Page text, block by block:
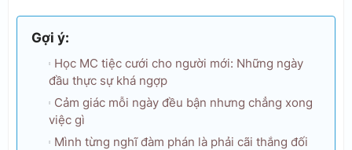
Gợi ý:
Học MC tiệc cưới cho người mới: Những ngày
đầu thực sự khá ngợp
Cảm giác mỗi ngày đều bận nhưng chẳng xong
việc gì
Mình từng nghĩ đàm phán là phải cãi thắng đối